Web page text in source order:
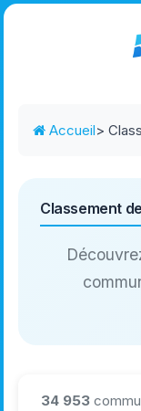
Accueil>
Classement
34 953